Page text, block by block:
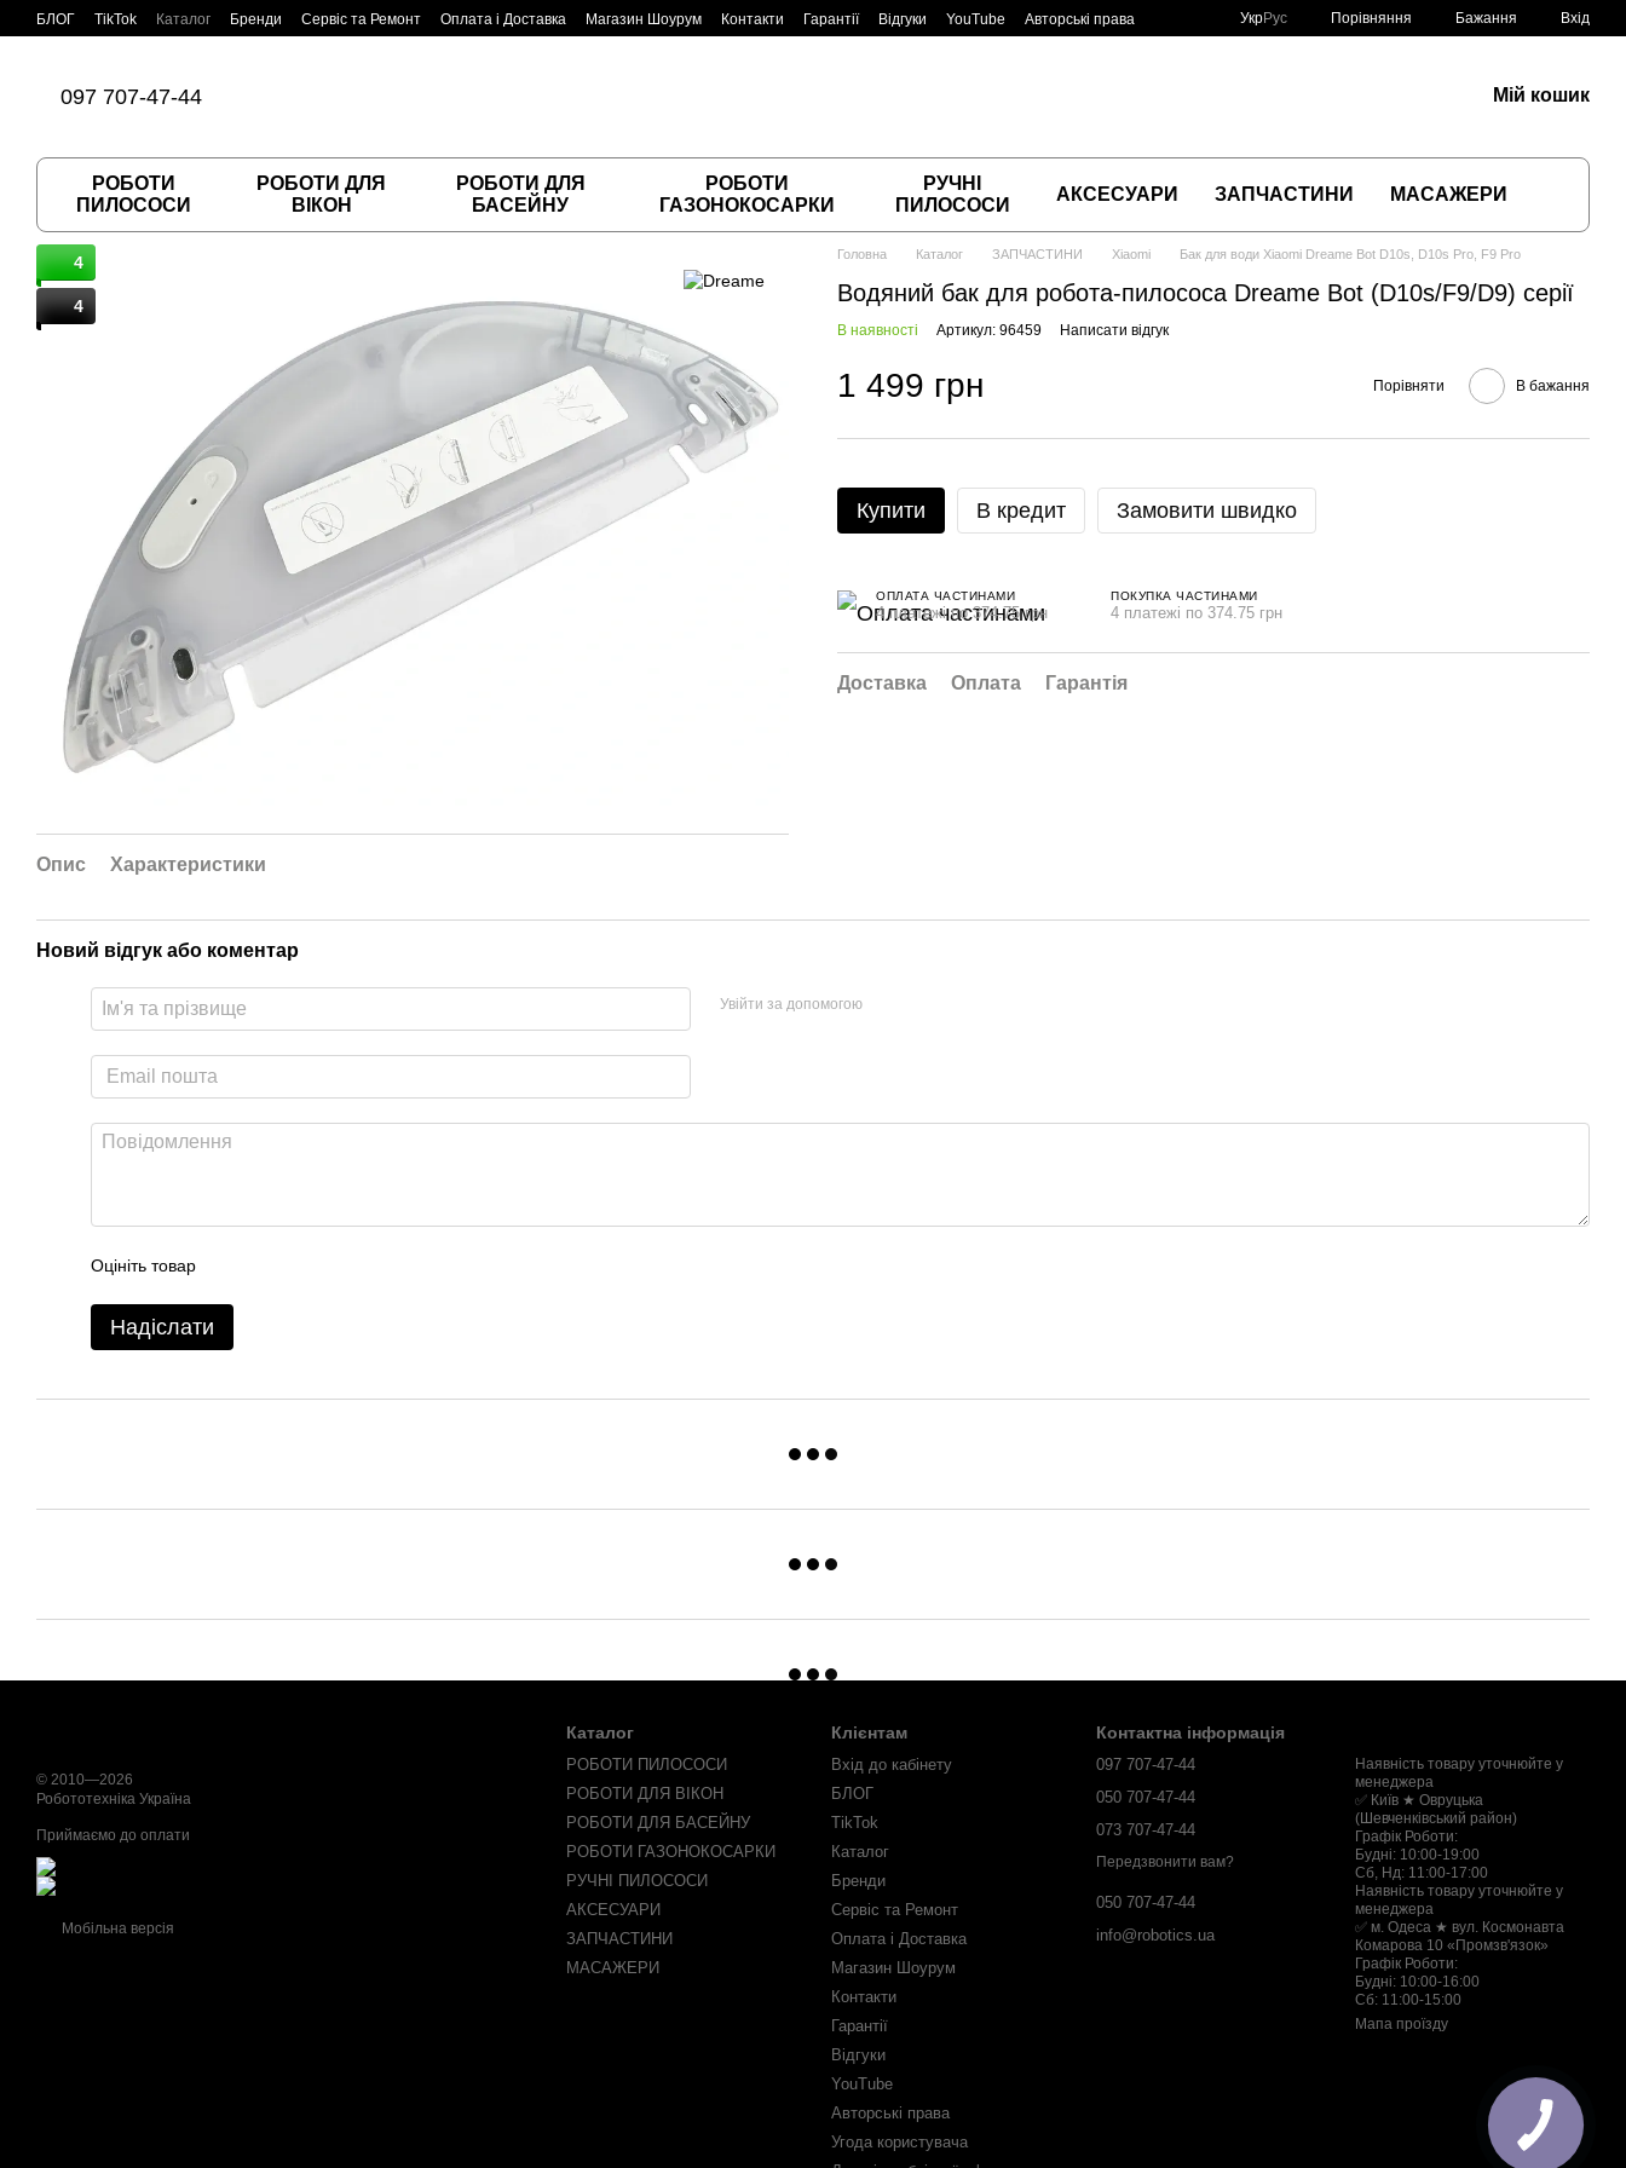
Перейти до основного контенту
БЛОГ TikTok Каталог Бренди Сервіс та Ремонт Оплата і Доставка Магазин Шоурум Контакти Гарантії Відгуки YouTube
Авторські права
УкрРус Порівняння Бажання Вхід
097 707-47-44 Мій кошик
РОБОТИ
ПИЛОСОСИ
РОБОТИ ДЛЯ
ВІКОН
РОБОТИ ДЛЯ
БАСЕЙНУ
РОБОТИ
ГАЗОНОКОСАРКИ
РУЧНІ
ПИЛОСОСИ
АКСЕСУАРИ ЗАПЧАСТИНИ МАСАЖЕРИ
4
4
Опис Характеристики
Головна Каталог ЗАПЧАСТИНИ Xiaomi Бак для води Xiaomi Dreame Bot D10s, D10s Pro, F9 Pro
Водяний бак для робота-пилососа Dreame Bot (D10s/F9/D9) серії
В наявності Артикул: 96459 Написати відгук
1 499 грн Порівняти В бажання
Купити В кредит Замовити швидко
ОПЛАТА ЧАСТИНАМИ
4 платежі по 374.75 грн
ПОКУПКА ЧАСТИНАМИ
4 платежі по 374.75 грн
Доставка Оплата Гарантія
Новий відгук або коментар
Увійти за допомогою
Оцініть товар
Надіслати
© 2010—2026
Робототехніка Україна
Приймаємо до оплати
Мобільна версія
Каталог
РОБОТИ ПИЛОСОСИ
РОБОТИ ДЛЯ ВІКОН
РОБОТИ ДЛЯ БАСЕЙНУ
РОБОТИ ГАЗОНОКОСАРКИ
РУЧНІ ПИЛОСОСИ
АКСЕСУАРИ
ЗАПЧАСТИНИ
МАСАЖЕРИ
Клієнтам
Вхід до кабінету
БЛОГ
TikTok
Каталог
Бренди
Сервіс та Ремонт
Оплата і Доставка
Магазин Шоурум
Контакти
Гарантії
Відгуки
YouTube
Авторські права
Угода користувача
Контактна інформація
097 707-47-44
050 707-47-44
073 707-47-44
Передзвонити вам?
050 707-47-44
info@robotics.ua
Наявність товару уточнюйте у
менеджера
✅ Київ ★ Овруцька
(Шевченківський район)
Графік Роботи:
Будні: 10:00-19:00
Сб, Нд: 11:00-17:00
Наявність товару уточнюйте у
менеджера
✅ м. Одеса ★ вул. Космонавта
Комарова 10 «Промзв'язок»
Графік Роботи:
Будні: 10:00-16:00
Сб: 11:00-15:00
Мапа проїзду